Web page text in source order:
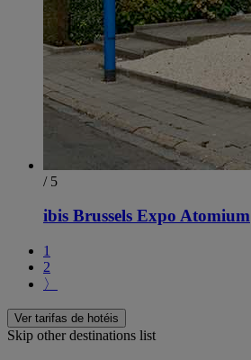
/ 5
ibis Brussels Expo Atomium
1
2
〉
Ver tarifas de hotéis
Skip other destinations list